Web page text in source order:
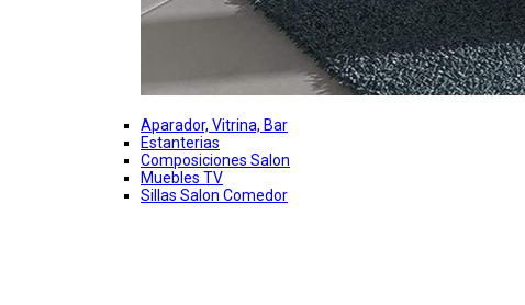
Aparador, Vitrina, Bar
Estanterias
Composiciones Salon
Muebles TV
Sillas Salon Comedor